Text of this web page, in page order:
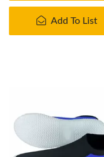
Add To List